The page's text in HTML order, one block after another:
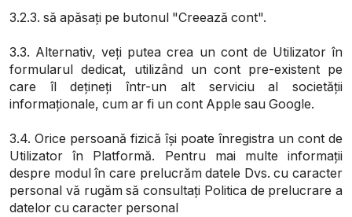
3.2.3. să apăsați pe butonul "Creează cont".
3.3. Alternativ, veți putea crea un cont de Utilizator în
formularul dedicat, utilizând un cont pre-existent pe
care îl dețineți într-un alt serviciu al societății
informaționale, cum ar fi un cont Apple sau Google.
3.4. Orice persoană fizică își poate înregistra un cont de
Utilizator în Platformă. Pentru mai multe informații
despre modul în care prelucrăm datele Dvs. cu caracter
personal vă rugăm să consultați Politica de prelucrare a
datelor cu caracter personal